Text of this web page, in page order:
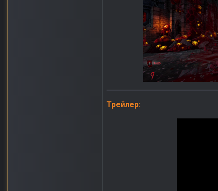
Трейлер: